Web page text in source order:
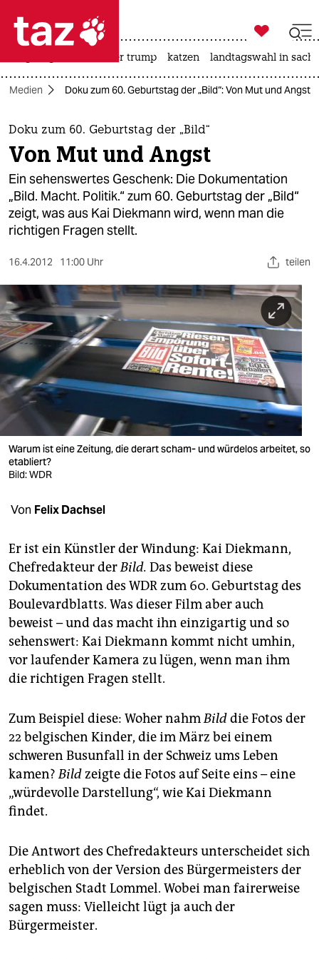
 taz zahl ich
taz zahl ich
themen
politik
öko
gesellschaft
kultur
sport
berlin
nord
wahrheit
verlag
verlag
veranstaltungen
unterstützen
abo
genossenschaft
epaper login

taz zahl ich
usa unter trump katzen landtagswahl in
Medien Doku zum 60. Geburtstag der „Bild“: Von Mut und Angst
Doku zum 60. Geburtstag der „Bild“
Von Mut und Angst
Ein sehenswertes Geschenk: Die Dokumentation
„Bild. Macht. Politik.“ zum 60. Geburtstag der „Bild“
zeigt, was aus Kai Diekmann wird, wenn man die
richtigen Fragen stellt.
16.4.2012 11:00 Uhr teilen
Warum ist eine Zeitung, die derart scham- und würdelos arbeitet, so
etabliert?
Bild: WDR
Von Felix Dachsel
Er ist ein Künstler der Windung: Kai Diekmann,
Chefredakteur derBild. Das beweist diese
Dokumentation des WDR zum 60. Geburtstag des
Boulevardblatts. Was dieser Film aber auch
beweist – und das macht ihn einzigartig und so
sehenswert: Kai Diekmann kommt nicht umhin,
vor laufender Kamera zu lügen, wenn man ihm
die richtigen Fragen stellt.
Zum Beispiel diese: Woher nahmBilddie Fotos der
22 belgischen Kinder, die im März bei einem
schweren Busunfall in der Schweiz ums Leben
kamen?Bildzeigte die Fotos auf Seite eins – eine
„würdevolle Darstellung“, wie Kai Diekmann
findet.
Die Antwort des Chefredakteurs unterscheidet sich
erheblich von der Version des Bürgermeisters der
belgischen Stadt Lommel. Wobei man fairerweise
sagen muss: Vielleicht lügt ja auch der
Bürgermeister.